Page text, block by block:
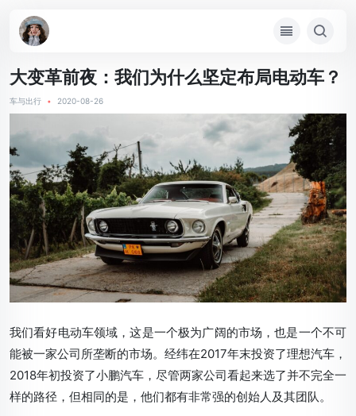
大变革前夜：我们为什么坚定布局电动车？
车与出行 • 2020-08-26
我们看好电动车领域，这是一个极为广阔的市场，也是一个不可
能被一家公司所垄断的市场。经纬在2017年末投资了理想汽车，
2018年初投资了小鹏汽车，尽管两家公司看起来选了并不完全一
样的路径，但相同的是，他们都有非常强的创始人及其团队。